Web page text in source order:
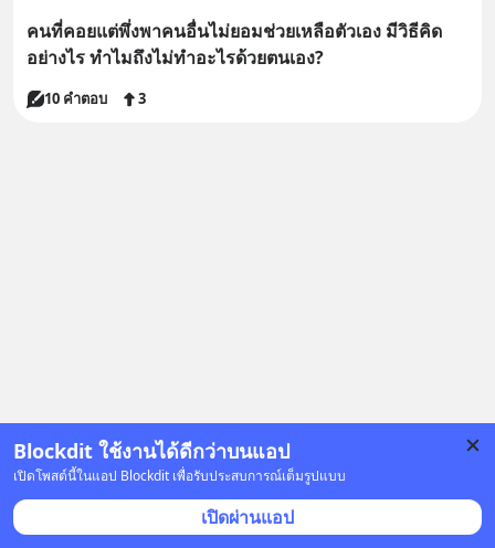
Blockdit ใช้งานได้ดีกว่าบนแอป
เปิดโพสต์นี้ในแอป Blockdit เพื่อรับประสบการณ์เต็มรูปแบบ
เปิดผ่านแอป
คนที่คอยแต่พึ่งพาคนอื่นไม่ยอมช่วยเหลือตัวเอง มีวิธีคิด
อย่างไร ทำไมถึงไม่ทำอะไรด้วยตนเอง?
10 คำตอบ 3